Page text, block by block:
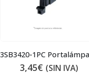
3,45€ (SIN IVA)